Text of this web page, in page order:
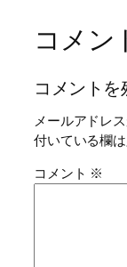
コメン
コメントを
メールアドレ
付いている欄
コメント ※